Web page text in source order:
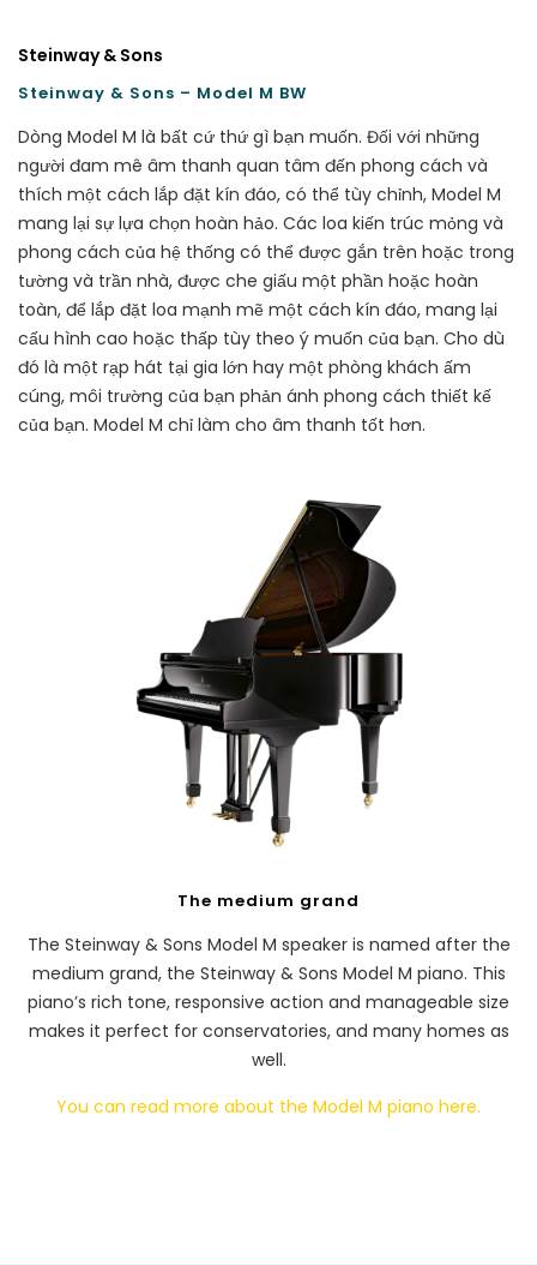
Steinway & Sons
Steinway & Sons – Model M BW
Dòng Model M là bất cứ thứ gì bạn muốn. Đối với những
người đam mê âm thanh quan tâm đến phong cách và
thích một cách lắp đặt kín đáo, có thể tùy chỉnh, Model M
mang lại sự lựa chọn hoàn hảo. Các loa kiến trúc mỏng và
phong cách của hệ thống có thể được gắn trên hoặc trong
tường và trần nhà, được che giấu một phần hoặc hoàn
toàn, để lắp đặt loa mạnh mẽ một cách kín đáo, mang lại
cấu hình cao hoặc thấp tùy theo ý muốn của bạn. Cho dù
đó là một rạp hát tại gia lớn hay một phòng khách ấm
cúng, môi trường của bạn phản ánh phong cách thiết kế
của bạn. Model M chỉ làm cho âm thanh tốt hơn.
The medium grand
The Steinway & Sons Model M speaker is named after the
medium grand, the Steinway & Sons Model M piano. This
piano’s rich tone, responsive action and manageable size
makes it perfect for conservatories, and many homes as
well.
You can read more about the Model M piano here.